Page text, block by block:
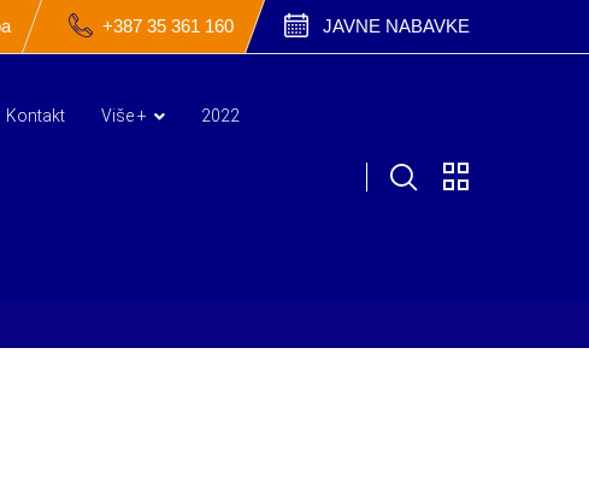
+387 35 361 160 JAVNE NABAVKE
Kontakt Više + 2022